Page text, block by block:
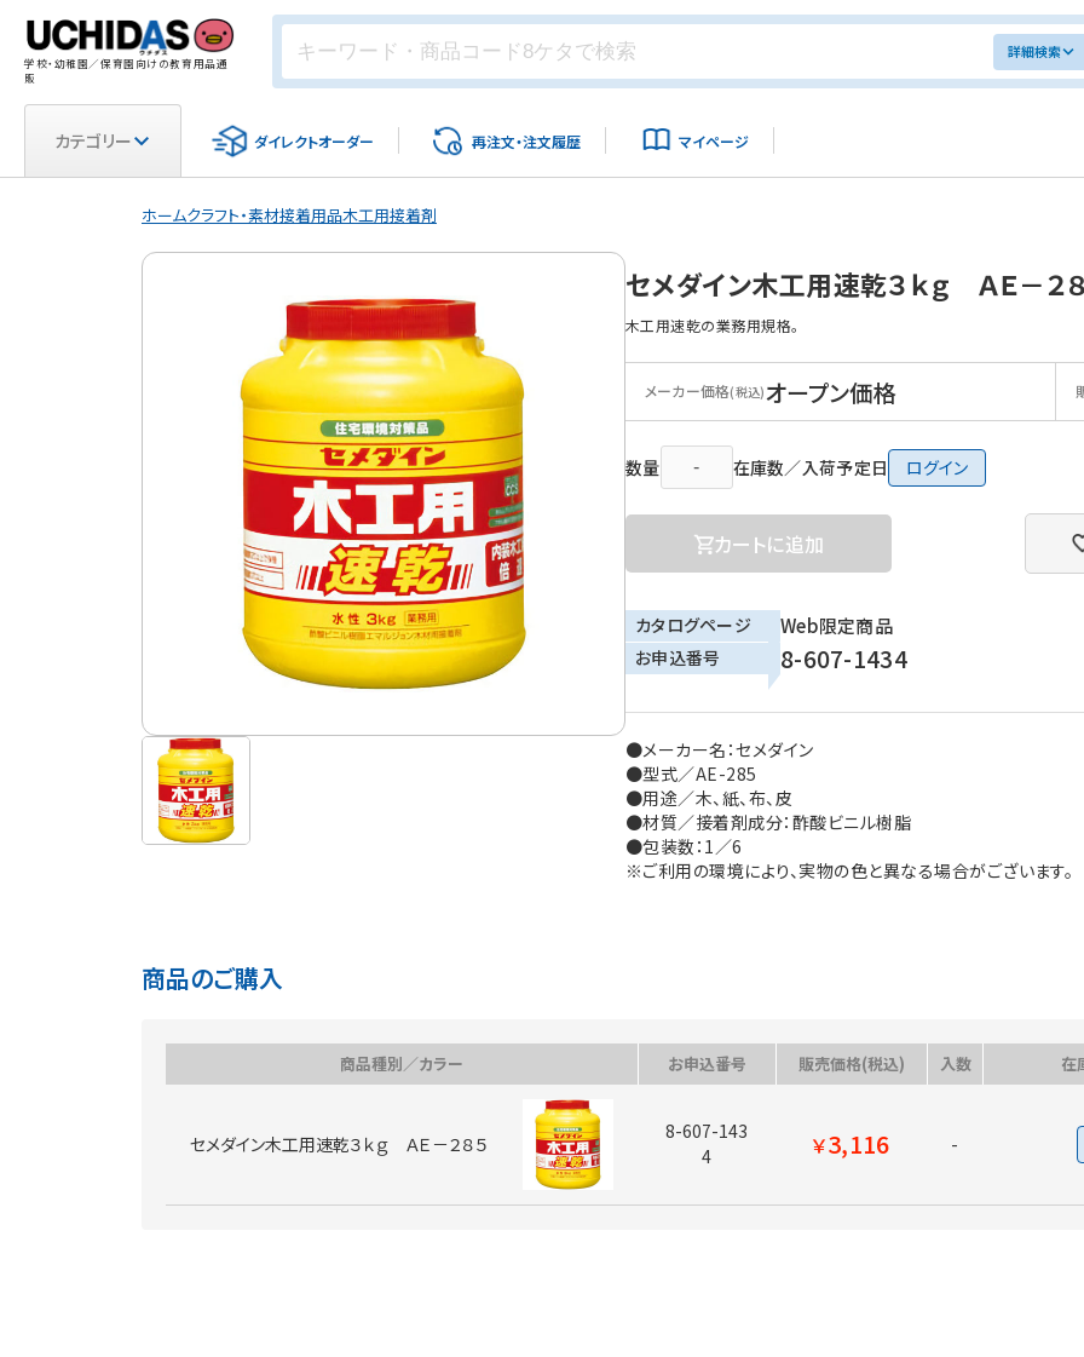
学校・幼稚園／保育園向けの教育用品通
販
詳細検索
カテゴリー ダイレクトオーダー 再注文・注文履歴 マイページ
ホームクラフト・素材接着用品木工用接着剤
セメダイン木工用速乾３ｋｇ ＡＥ－２
木工用速乾の業務用規格。
メーカー価格(税込)オープン価格
数量 在庫数／入荷予定日 ログイン
カートに追加
カタログページ Web限定商品
お申込番号 8-607-1434
●メーカー名：セメダイン
●型式／AE-285
●用途／木、紙、布、皮
●材質／接着剤成分：酢酸ビニル樹脂
●包装数：1／6
※ご利用の環境により、実物の色と異なる場合がございます。
商品のご購入
商品種別／カラー お申込番号 販売価格(税込) 入数 在
セメダイン木工用速乾３ｋｇ ＡＥ－２８５
8-607-143
4
￥3,116 -